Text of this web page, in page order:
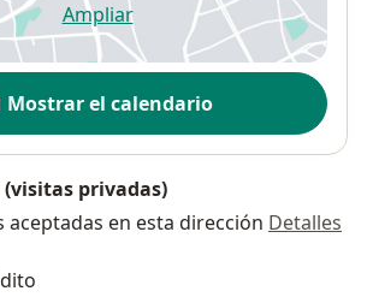
Ampliarse abre en una nueva
Mostrar el calendario
(visitas privadas)
aceptadas en esta dirección Detalles